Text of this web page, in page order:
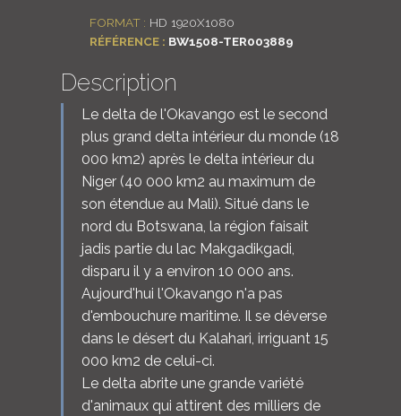
FORMAT : HD 1920X1080
RÉFÉRENCE : BW1508-TER003889
Description
Le delta de l'Okavango est le second
plus grand delta intérieur du monde (18
000 km2) après le delta intérieur du
Niger (40 000 km2 au maximum de
son étendue au Mali). Situé dans le
nord du Botswana, la région faisait
jadis partie du lac Makgadikgadi,
disparu il y a environ 10 000 ans.
Aujourd'hui l'Okavango n'a pas
d'embouchure maritime. Il se déverse
dans le désert du Kalahari, irriguant 15
000 km2 de celui-ci.
Le delta abrite une grande variété
d'animaux qui attirent des milliers de